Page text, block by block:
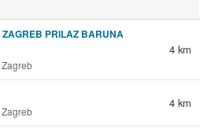
PRILAZ BARUNA
4 km
4 km